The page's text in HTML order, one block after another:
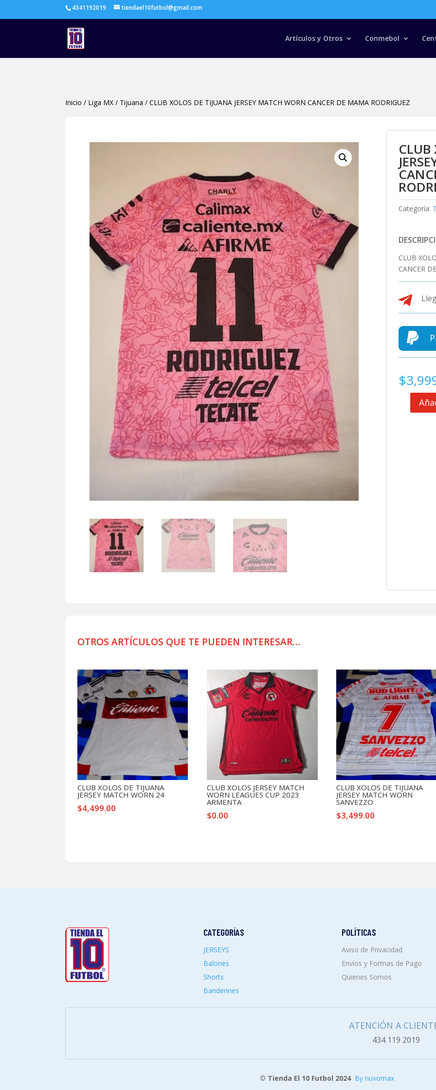
4341192019 tiendael10futbol@gmail.com
Artículos y Otros Conmebol
Búsqueda
productos
Inicio / Liga MX / Tijuana /CLUB XOLOS DE TIJUANA JERSEY MATCH WORN CANCER DE MAMA RODRIGUEZ
CLUB
Categoría:
CLUB
CANCER


$
OTROS ARTÍCULOS QUE TE PUEDEN INTERESAR…
CLUB XOLOS DE TIJUANA
JERSEY MATCH WORN 24
$4,499.00
CLUB XOLOS JERSEY MATCH
WORN LEAGUES CUP 2023
ARMENTA
$0.00
CLUB XOLOS DE TIJUANA
JERSEY MATCH WORN
SANVEZZO
$3,499.00
CATEGORÍAS
JERSEYS
Balones
Shorts
Banderines
POLÍTICAS
Aviso de Privacidad
Envíos y Formas de Pago
Quienes Somos
ATENCIÓN A
434 119 2019
© Tienda El 10 Futbol 2024 By nuvomax